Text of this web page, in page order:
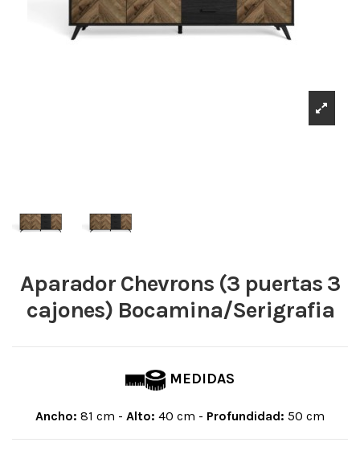
Aparador Chevrons (3 puertas 3
cajones) Bocamina/Serigrafia
MEDIDAS
Ancho: 81 cm - Alto: 40 cm - Profundidad: 50 cm